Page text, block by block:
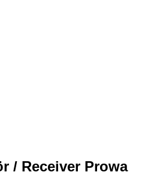
/ Receiver Prowa